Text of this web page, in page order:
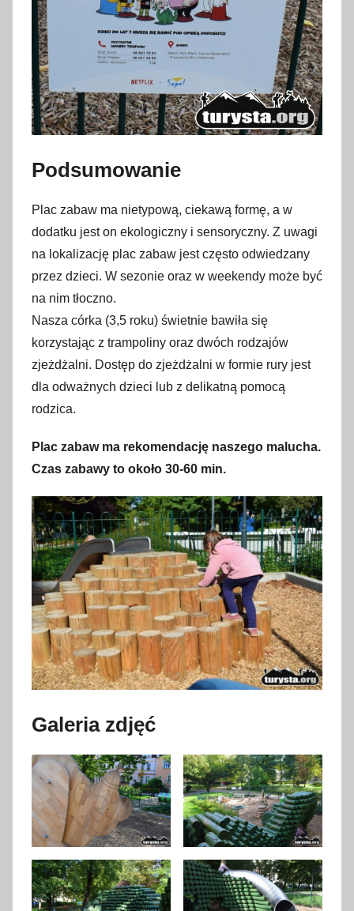
Podsumowanie
Plac zabaw ma nietypową, ciekawą formę, a w
dodatku jest on ekologiczny i sensoryczny. Z uwagi
na lokalizację plac zabaw jest często odwiedzany
przez dzieci. W sezonie oraz w weekendy może być
na nim tłoczno.
Nasza córka (3,5 roku) świetnie bawiła się
korzystając z trampoliny oraz dwóch rodzajów
zjeżdżalni. Dostęp do zjeżdżalni w formie rury jest
dla odważnych dzieci lub z delikatną pomocą
rodzica.
Plac zabaw ma rekomendację naszego malucha.
Czas zabawy to około 30-60 min.
Galeria zdjęć